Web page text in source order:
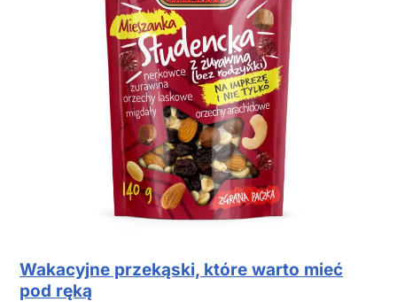
Wakacyjne przekąski, które warto mieć
pod ręką